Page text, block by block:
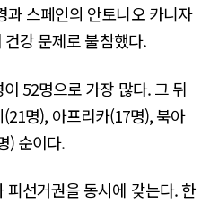
과 스페인의 안토니오 카니자
강 문제로 불참했다.
52명으로 가장 많다. 그 뒤
명), 아프리카(17명), 북아
) 순이다.
피선거권을 동시에 갖는다. 한